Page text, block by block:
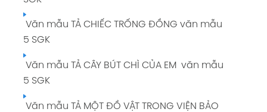
Văn mẫu TẢ CHIẾC TRỐNG ĐỒNG văn mẫu
5 SGK
Văn mẫu TẢ CÂY BÚT CHÌ CỦA EM văn mẫu
5 SGK
Văn mẫu TẢ MỘT ĐỒ VẬT TRONG VIỆN BẢO